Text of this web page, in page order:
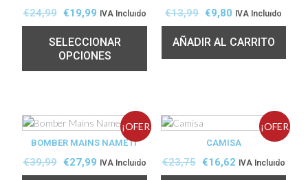
TA!
€24,99 €19,99 IVA Incluido
SELECCIONAR
OPCIONES
TA!
€13,99 €9,80 IVA Incluido
AÑADIR AL CARRITO
¡OFER
TA!
BOMBER MAINS NAME IT
€39,99 €27,99 IVA Incluido
¡OFER
TA!
CAMISA
€23,75 €16,62 IVA Incluido